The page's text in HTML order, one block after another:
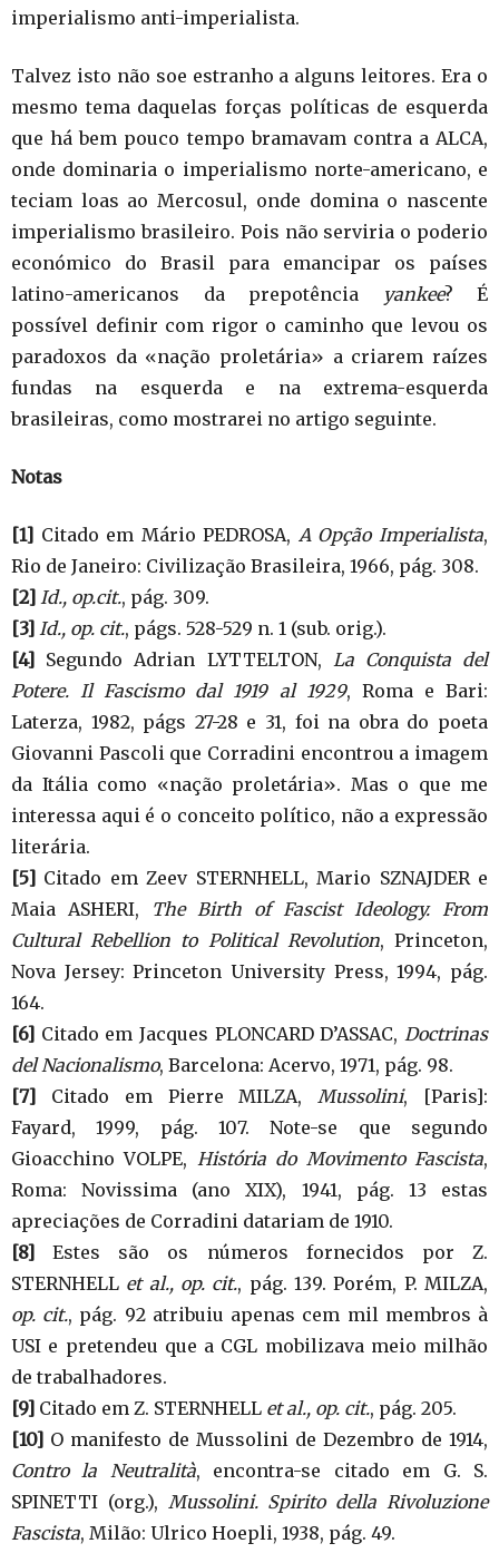
imperialismo anti-imperialista.
Talvez isto não soe estranho a alguns leitores. Era o
mesmo tema daquelas forças políticas de esquerda
que há bem pouco tempo bramavam contra a ALCA,
onde dominaria o imperialismo norte-americano, e
teciam loas ao Mercosul, onde domina o nascente
imperialismo brasileiro. Pois não serviria o poderio
económico do Brasil para emancipar os países
latino-americanos da prepotência
yankee? É
possível definir com rigor o caminho que levou os
paradoxos da «nação proletária» a criarem raízes
fundas na esquerda e na extrema-esquerda
brasileiras, como mostrarei no artigo seguinte.
Notas
[1] Citado em Mário PEDROSA, A Opção Imperialista,
Rio de Janeiro: Civilização Brasileira, 1966, pág. 308.
[2] Id., op.cit., pág. 309.
[3] Id., op. cit., págs. 528-529 n. 1 (sub. orig.).
[4]
Segundo Adrian LYTTELTON, La Conquista del
Potere. Il Fascismo dal 1919 al 1929, Roma e Bari:
Laterza, 1982, págs 27-28 e 31, foi na obra do poeta
Giovanni Pascoli que Corradini encontrou a imagem
da Itália como «nação proletária». Mas o que me
interessa aqui é o conceito político, não a expressão
literária.
[5] Citado em Zeev STERNHELL, Mario SZNAJDER e
Maia ASHERI, The Birth of Fascist Ideology. From
Cultural Rebellion to Political Revolution, Princeton,
Nova Jersey: Princeton University Press, 1994, pág.
164.
[6] Citado em Jacques PLONCARD D’ASSAC, Doctrinas
del Nacionalismo, Barcelona: Acervo, 1971, pág. 98.
[7]
Citado em Pierre MILZA,Mussolini, [Paris]:
Fayard, 1999, pág. 107. Note-se que segundo
Gioacchino VOLPE, História do Movimento Fascista,
Roma: Novissima (ano XIX), 1941, pág. 13 estas
apreciações de Corradini datariam de 1910.
[8]
Estes são os números fornecidos por Z.
STERNHELL et al., op. cit., pág. 139. Porém, P. MILZA,
op. cit., pág. 92 atribuiu apenas cem mil membros à
USI e pretendeu que a CGL mobilizava meio milhão
de trabalhadores.
[9] Citado em Z. STERNHELL et al., op. cit., pág. 205.
[10] O manifesto de Mussolini de Dezembro de 1914,
Contro la Neutralità, encontra-se citado em G. S.
SPINETTI (org.), Mussolini. Spirito della Rivoluzione
Fascista, Milão: Ulrico Hoepli, 1938, pág. 49.